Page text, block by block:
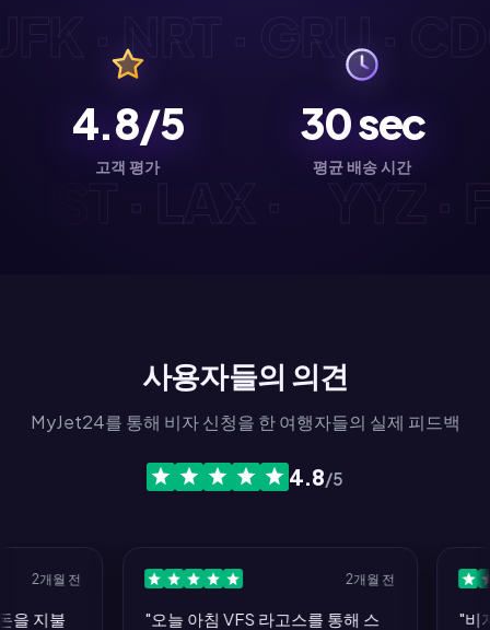
· NRT · GRU ·
4.8/5
고객 평가
30sec
평균 배송 시간
사용자들의 의견
MyJet24를 통해 비자 신청을 한 여행자들의 실제 피드백
4.8/5
2개월 전
불
2개월 전
"오늘 아침 VFS 라고스를 통해 스
"비자